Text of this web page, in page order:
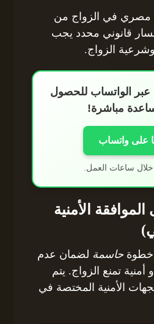
مصري في الزواج من
قانوني محدد يجب
الزواج.
عبر الواتساب للحصول
مباشرة!
على واتساب
ساعات العمل.
الأمنية
خطوةحاسمة لضمان عدم
أمنية تمنع الزواج. يتم
الأمنية المختصة في